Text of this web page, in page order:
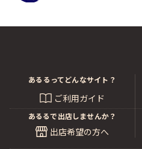
あるるってどんなサイト？
ご利用ガイド
あるるで出店しませんか？
出店希望の方へ